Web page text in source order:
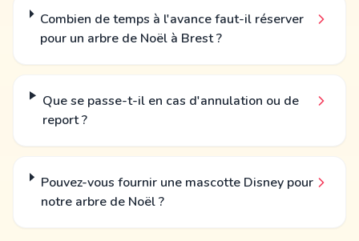
Combien de temps à l'avance faut-il réserver
pour un arbre de Noël à Brest ?
Que se passe-t-il en cas d'annulation ou de
report ?
Pouvez-vous fournir une mascotte Disney pour
notre arbre de Noël ?